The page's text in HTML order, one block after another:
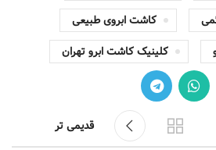
کاشت ابروی طبیعی
کلینیک کاشت ابرو تهران
قدیمی تر